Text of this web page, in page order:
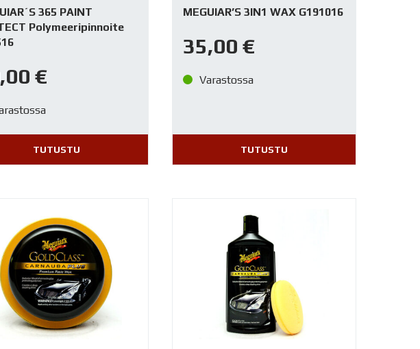
365 PAINT
Polymeeripinnoite
€
TUTUSTU
MEGUIAR’S 3IN1 WAX G191016
35,00 €
Varastossa
TUTUSTU